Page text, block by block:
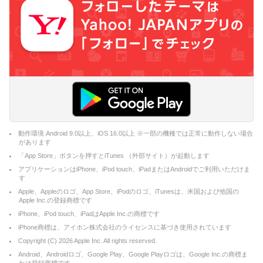
動作環境 Android 9.0以上、iOS 16.0以上 ※一部の機種では正常に動作しない場合
があります
「App Store」ボタンを押すとiTunes （外部サイト）が起動します
アプリケーションはiPhone、iPod touch、iPadまたはAndroidでご利用いただけま
す
Apple、Appleのロゴ、App Store、iPodのロゴ、iTunesは、米国および他国の
Apple Inc.の登録商標です
iPhone、iPod touch、iPadはApple Inc.の商標です
iPhone商標は、アイホン株式会社のライセンスに基づき使用されています
Copyright (C) 2026Apple Inc. All rights reserved.
Android、Androidロゴ、Google Play、Google Playロゴは、Google Inc.の商標ま